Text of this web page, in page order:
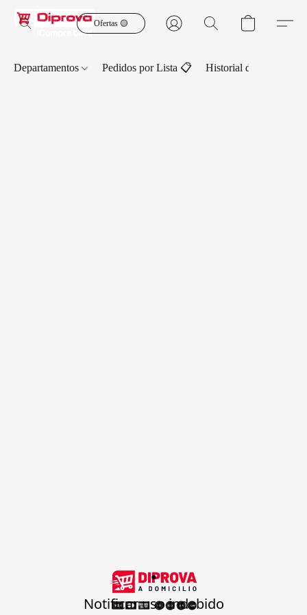
Ofertas 🟡
Departamentos Pedidos por Lista 📋 Historial de Pedidos
.
Notificar uso indebido